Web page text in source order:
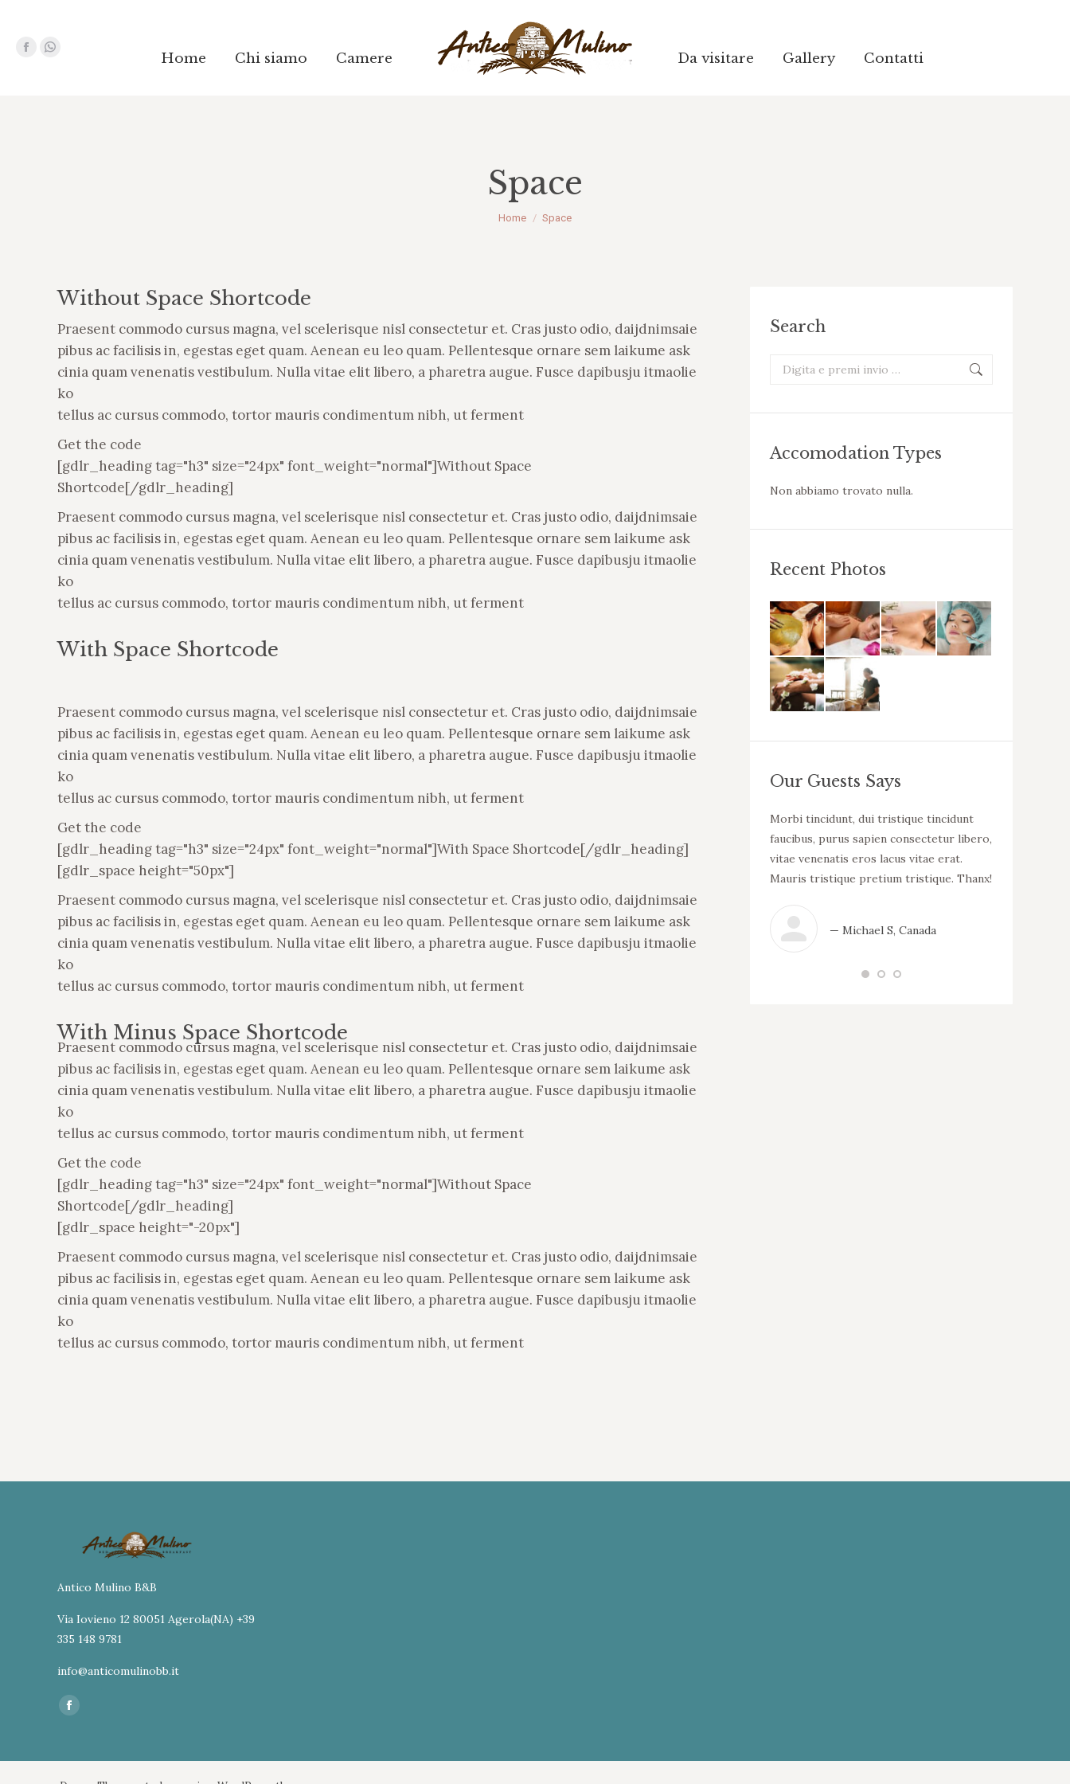
Home Chi siamo Camere
Facebook
Whatsapp
Da visitare Gallery Contatti
Space
Tu sei qui:
Home Space
Without Space Shortcode
Praesent commodo cursus magna, vel scelerisque nisl consectetur et. Cras justo odio, daijdnimsaie
pibus ac facilisis in, egestas eget quam. Aenean eu leo quam. Pellentesque ornare sem laikume ask
cinia quam venenatis vestibulum. Nulla vitae elit libero, a pharetra augue. Fusce dapibusju itmaolie
ko
tellus ac cursus commodo, tortor mauris condimentum nibh, ut ferment
Get the code
[gdlr_heading tag="h3" size="24px" font_weight="normal"]Without Space
Shortcode[/gdlr_heading]
Praesent commodo cursus magna, vel scelerisque nisl consectetur et. Cras justo odio, daijdnimsaie
pibus ac facilisis in, egestas eget quam. Aenean eu leo quam. Pellentesque ornare sem laikume ask
cinia quam venenatis vestibulum. Nulla vitae elit libero, a pharetra augue. Fusce dapibusju itmaolie
ko
tellus ac cursus commodo, tortor mauris condimentum nibh, ut ferment
With Space Shortcode
Praesent commodo cursus magna, vel scelerisque nisl consectetur et. Cras justo odio, daijdnimsaie
pibus ac facilisis in, egestas eget quam. Aenean eu leo quam. Pellentesque ornare sem laikume ask
cinia quam venenatis vestibulum. Nulla vitae elit libero, a pharetra augue. Fusce dapibusju itmaolie
ko
tellus ac cursus commodo, tortor mauris condimentum nibh, ut ferment
Get the code
[gdlr_heading tag="h3" size="24px" font_weight="normal"]With Space Shortcode[/gdlr_heading]
[gdlr_space height="50px"]
Praesent commodo cursus magna, vel scelerisque nisl consectetur et. Cras justo odio, daijdnimsaie
pibus ac facilisis in, egestas eget quam. Aenean eu leo quam. Pellentesque ornare sem laikume ask
cinia quam venenatis vestibulum. Nulla vitae elit libero, a pharetra augue. Fusce dapibusju itmaolie
ko
tellus ac cursus commodo, tortor mauris condimentum nibh, ut ferment
With Minus Space Shortcode
Praesent commodo cursus magna, vel scelerisque nisl consectetur et. Cras justo odio, daijdnimsaie
pibus ac facilisis in, egestas eget quam. Aenean eu leo quam. Pellentesque ornare sem laikume ask
cinia quam venenatis vestibulum. Nulla vitae elit libero, a pharetra augue. Fusce dapibusju itmaolie
ko
tellus ac cursus commodo, tortor mauris condimentum nibh, ut ferment
Get the code
[gdlr_heading tag="h3" size="24px" font_weight="normal"]Without Space
Shortcode[/gdlr_heading]
[gdlr_space height="-20px"]
Praesent commodo cursus magna, vel scelerisque nisl consectetur et. Cras justo odio, daijdnimsaie
pibus ac facilisis in, egestas eget quam. Aenean eu leo quam. Pellentesque ornare sem laikume ask
cinia quam venenatis vestibulum. Nulla vitae elit libero, a pharetra augue. Fusce dapibusju itmaolie
ko
tellus ac cursus commodo, tortor mauris condimentum nibh, ut ferment
Search
Cerca:
Accomodation Types
Non abbiamo trovato nulla.
Recent Photos
Our Guests Says
consectetur libero, vitae venenatis eros
tristique.
— Nikita B, Australia
Morbi tincidunt, dui tristique tincidunt
vitae venenatis eros lacus vitae erat.
Mauris tristique pretium tristique.
Morbi tincidunt, dui tristique tincidunt
faucibus, purus sapien consectetur libero,
vitae venenatis eros lacus vitae erat.
Mauris tristique pretium tristique. Thanx!
— Michael S, Canada
Antico Mulino B&B
Via Iovieno 12 80051 Agerola(NA) +39
335 148 9781
info@anticomulinobb.it
Ci puoi trovare su:
Facebook
Home Chi siamo Camere
Facebook
Whatsapp
Da visitare Gallery Contatti